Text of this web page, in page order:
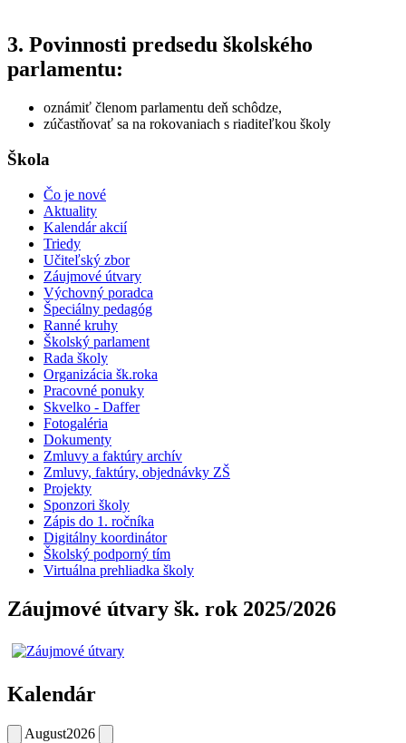
3. Povinnosti predsedu školského
parlamentu:
oznámiť členom parlamentu deň schôdze,
zúčastňovať sa na rokovaniach s riaditeľkou školy
Škola
Čo je nové
Aktuality
Kalendár akcií
Triedy
Učiteľský zbor
Záujmové útvary
Výchovný poradca
Špeciálny pedagóg
Ranné kruhy
Školský parlament
Rada školy
Organizácia šk.roka
Pracovné ponuky
Skvelko - Daffer
Fotogaléria
Dokumenty
Zmluvy a faktúry archív
Zmluvy, faktúry, objednávky ZŠ
Projekty
Sponzori školy
Zápis do 1. ročníka
Digitálny koordinátor
Školský podporný tím
Virtuálna prehliadka školy
Záujmové útvary šk. rok 2025/2026
Kalendár
August2026